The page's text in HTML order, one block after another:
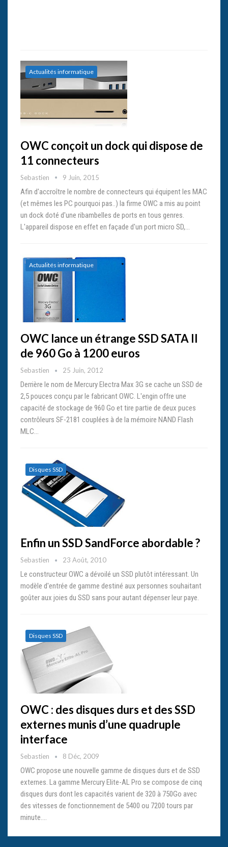
Actualités informatique
OWC conçoit un dock qui dispose de
11 connecteurs
Sebastien 9 Juin, 2015
Afin d'accroître le nombre de connecteurs qui équipent les MAC
(et mêmes les PC pourquoi pas..) la firme OWC a mis au point
un dock doté d'une ribambelles de ports en tous genres.
L'appareil dispose en effet en façade d'un port micro SD,…
Actualités informatique
OWC lance un étrange SSD SATA II
de 960 Go à 1200 euros
Sebastien 25 Juin, 2012
Derrière le nom de Mercury Electra Max 3G se cache un SSD de
2,5 pouces conçu par le fabricant OWC. L'engin offre une
capacité de stockage de 960 Go et tire partie de deux puces
contrôleurs SF-2181 couplées à de la mémoire NAND Flash
MLC…
Disques SSD
Enfin un SSD SandForce abordable ?
Sebastien 23 Août, 2010
Le constructeur OWC a dévoilé un SSD plutôt intéressant. Un
modèle d'entrée de gamme destiné aux personnes souhaitant
goûter aux joies du SSD sans pour autant dépenser leur paye.
Disques SSD
OWC : des disques durs et des SSD
externes munis d’une quadruple
interface
Sebastien 8 Déc, 2009
OWC propose une nouvelle gamme de disques durs et de SSD
externes. La gamme Mercury Elite-AL Pro se compose de cinq
disques durs dont les capacités varient de 320 à 750Go avec
des vitesses de fonctionnement de 5400 ou 7200 tours par
minute.…